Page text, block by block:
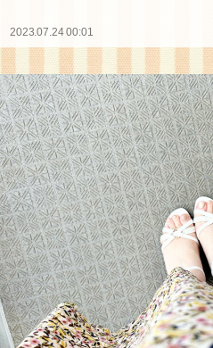
2023.07.24 00:01